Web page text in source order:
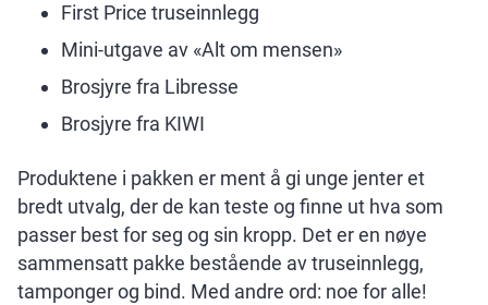
First Price truseinnlegg
Mini-utgave av «Alt om mensen»
Brosjyre fra Libresse
Brosjyre fra KIWI
Produktene i pakken er ment å gi unge jenter et
bredt utvalg, der de kan teste og finne ut hva som
passer best for seg og sin kropp. Det er en nøye
sammensatt pakke bestående av truseinnlegg,
tamponger og bind. Med andre ord: noe for alle!